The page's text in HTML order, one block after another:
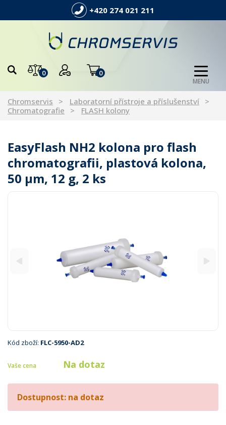
+420 274 021 211
0 0
MENU
Chromservis
Laboratorní přístroje a příslušenství
Chromatografie
FLASH kolony
EasyFlash NH2 kolona pro flash
chromatografii, plastová kolona,
50 µm, 12 g, 2 ks
Kód zboží: FLC-5950-AD2
Vaše cena Na dotaz
Dostupnost: na dotaz